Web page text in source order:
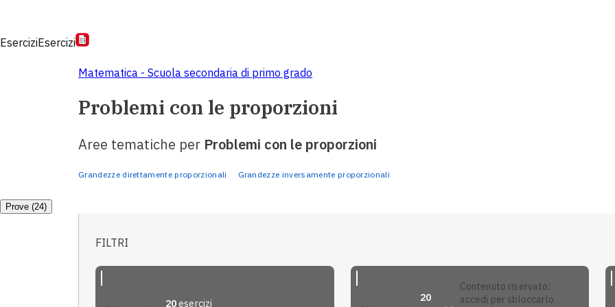
EserciziEsercizi
Matematica - Scuola secondaria di primo grado
Problemi con le proporzioni
Aree tematiche per Problemi con le proporzioni
Grandezze direttamente proporzionali Grandezze inversamente proporzionali
Prove (24)
FILTRI
20esercizi
20
contenuto riservato:
accedi per sbloccarlo.